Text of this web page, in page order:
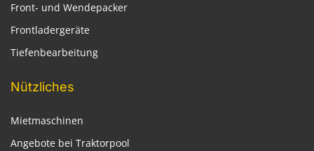
Front- und Wendepacker
Frontladergeräte
Tiefenbearbeitung
Nützliches
Mietmaschinen
Angebote bei Traktorpool